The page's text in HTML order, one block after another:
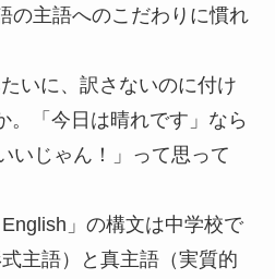
の主語へのこだわりに慣れ
たいに、訳さないのに付け
。「今日は晴れです」なら
いじゃん！」って思って
English」の構文は中学校で
主語）と真主語（実質的